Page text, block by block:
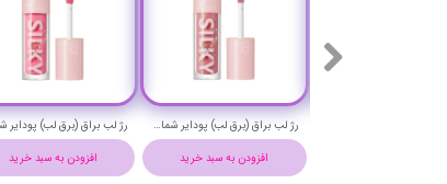
افزودن به سبد خرید
رژ لب براق (برق لب) پودایر شماره 13 - Pudaier silky lip gloss 13
افزودن به سبد خرید